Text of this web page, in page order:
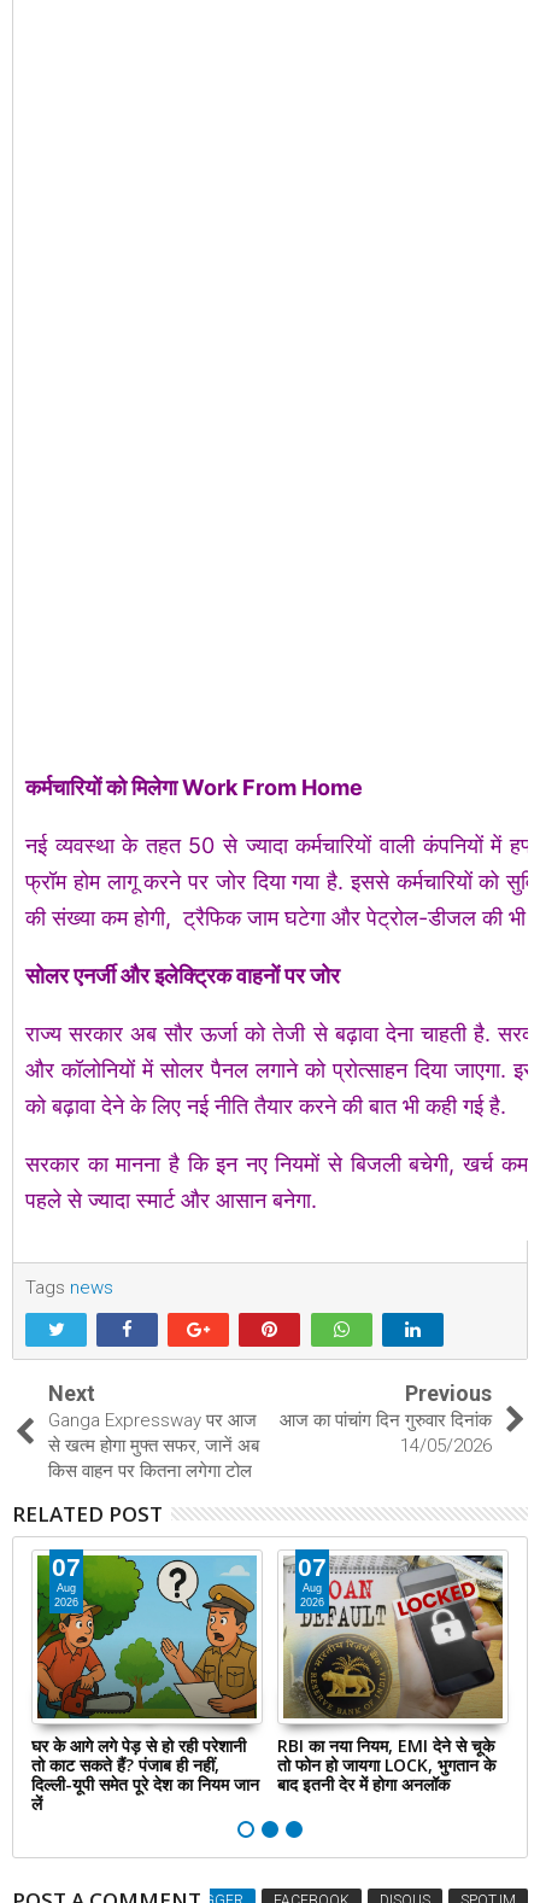
कर्मचारियों को मिलेगा Work From Home
नई व्यवस्था के तहत 50 से ज्यादा कर्मचारियों वाली कंपनियों में
फ्रॉम होम लागू करने पर जोर दिया गया है. इससे कर्मचारियों को
की संख्या कम होगी, ट्रैफिक जाम घटेगा और पेट्रोल-डीजल की भी
सोलर एनर्जी और इलेक्ट्रिक वाहनों पर जोर
राज्य सरकार अब सौर ऊर्जा को तेजी से बढ़ावा देना चाहती है.
और कॉलोनियों में सोलर पैनल लगाने को प्रोत्साहन दिया जाएगा.
को बढ़ावा देने के लिए नई नीति तैयार करने की बात भी कही गई है.
सरकार का मानना है कि इन नए नियमों से बिजली बचेगी, खर्च कम
पहले से ज्यादा स्मार्ट और आसान बनेगा.
Tags news
Next
Ganga Expressway पर आज
से खत्म होगा मुफ्त सफर, जानें अब
किस वाहन पर कितना लगेगा टोल
Previous
आज का पांचांग दिन गुरुवार दिनांक
14/05/2026
RELATED POST
07
Aug
2026
घर के आगे लगे पेड़ से हो रही परेशानी
तो काट सकते हैं? पंजाब ही नहीं,
दिल्‍ली-यूपी समेत पूरे देश का नियम जान
लें
07
Aug
2026
RBI का नया नियम, EMI देने से चूके
तो फोन हो जायगा LOCK, भुगतान के
बाद इतनी देर में होगा अनलॉक